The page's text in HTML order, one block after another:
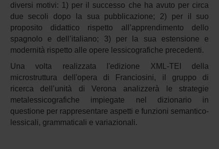
diversi motivi: 1) per il successo che ha avuto per circa
due secoli dopo la sua pubblicazione; 2) per il suo
proposito didattico rispetto all’apprendimento dello
spagnolo e dell’italiano; 3) per la sua estensione e
modernità rispetto alle opere lessicografiche precedenti.
Una volta realizzata l'edizione XML-TEI della
microstruttura dell'opera di Franciosini, il gruppo di
ricerca dell’unità di Verona analizzerà le strategie
metalessicografiche impiegate nel dizionario in
questione per rappresentare aspetti e funzioni semantico-
lessicali, grammaticali e variazionali.